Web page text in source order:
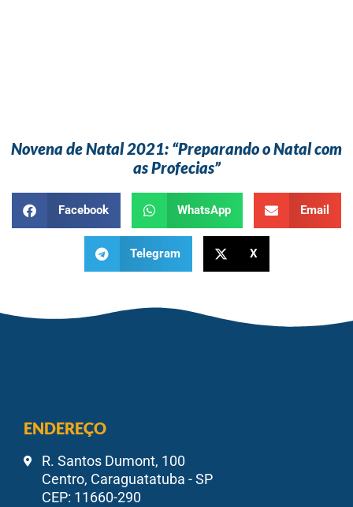
Novena de Natal 2021: “Preparando o Natal com
as Profecias”
Facebook WhatsApp Email
Telegram X
ENDEREÇO
R. Santos Dumont, 100
Centro, Caraguatatuba - SP
CEP: 11660-290